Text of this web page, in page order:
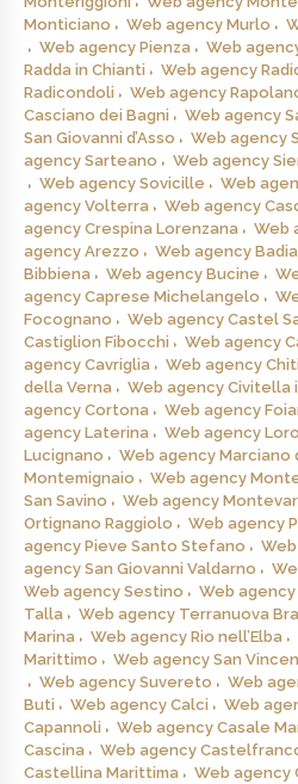
Monticiano
Web agency Murlo
Web agency Pienza
Web
Radda in Chianti
Web agency
Radicondoli
Web agency
Casciano dei Bagni
Web agency
San Giovanni d’Asso
Web agency
agency Sarteano
Web agency
Web agency Sovicille
Web
agency Volterra
Web agency
agency Crespina Lorenzana
Web
agency Arezzo
Web agency
Bibbiena
Web agency Bucine
agency Caprese Michelangelo
Focognano
Web agency Castel
Castiglion Fibocchi
Web agency
agency Cavriglia
Web agency
della Verna
Web agency Civitella
agency Cortona
Web agency
agency Laterina
Web agency
Lucignano
Web agency Marciano
Montemignaio
Web agency
San Savino
Web agency
Ortignano Raggiolo
Web agency
agency Pieve Santo Stefano
agency San Giovanni Valdarno
Web agency Sestino
Web agency
Talla
Web agency Terranuova
Marina
Web agency Rio nell’Elba
Marittimo
Web agency San
Web agency Suvereto
Web
Buti
Web agency Calci Web
Capannoli
Web agency Casale
Cascina
Web agency
Castellina Marittima
Web agency